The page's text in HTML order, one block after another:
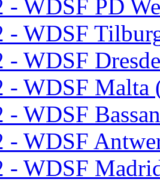
- WDSF PD
- WDSF
- WDSF
- WDSF Malta
- WDSF
- WDSF
- WDSF